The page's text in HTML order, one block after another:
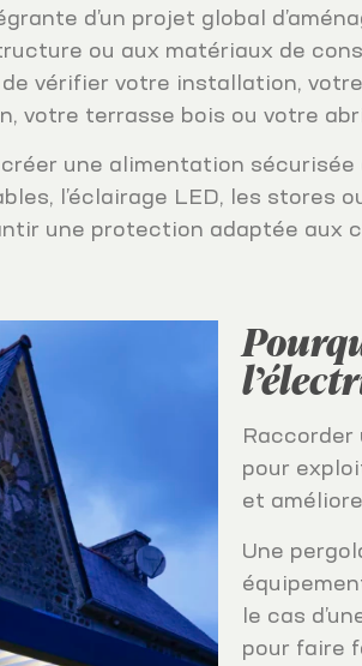
d’un projet global
ou aux matériaux de
vérifier votre installation,
votre terrasse bois ou votre
une alimentation
l’éclairage LED, les stores
une protection adaptée aux
Raccorder
pour
et
Une
le cas
pour faire